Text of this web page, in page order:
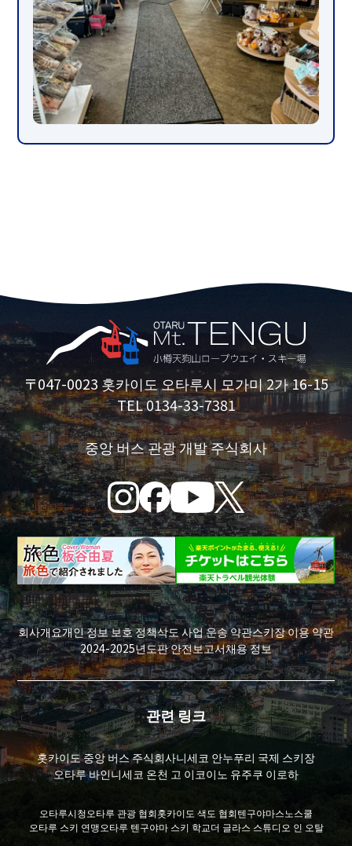
〒047-0023 홋카이도 오타루시 모가미 2가 16-15
TEL 0134-33-7381
중앙 버스 관광 개발 주식회사
회사개요개인 정보 보호 정책삭도 사업 운송 약관스키장 이용 약관
2024-2025년도판 안전보고서채용 정보
관련 링크
홋카이도 중앙 버스 주식회사니세코 안누푸리 국제 스키장
오타루 바인니세코 온천 고 이코이노 유주쿠 이로하
오타루시청오타루 관광 협회홋카이도 색도 협회텐구야마스노스쿨
오타루 스키 연맹오타루 텐구야마 스키 학교더 글라스 스튜디오 인 오탈